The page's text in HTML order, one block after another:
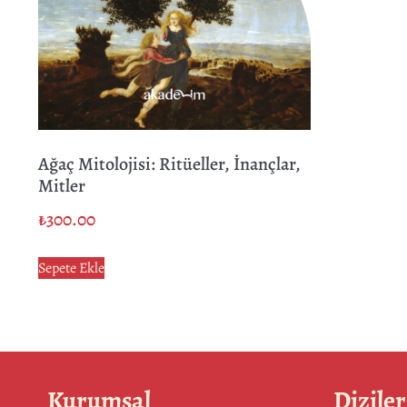
Ağaç Mitolojisi: Ritüeller, İnançlar,
Mitler
₺300.00
Sepete Ekle